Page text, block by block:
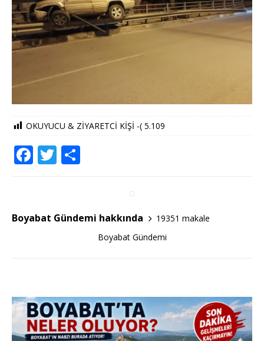
OKUYUCU & ZİYARETCİ KİŞİ -( 5.109
F
e
b
T
te
r
e
Boyabat Gündemi hakkında
19351 makale
Boyabat Gündemi